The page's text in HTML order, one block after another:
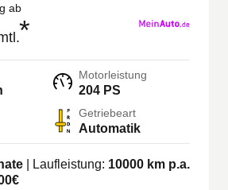
ab
*
Motorleistung
204 PS
Getriebeart
Automatik
| Laufleistung: 10000 km p.a.
€